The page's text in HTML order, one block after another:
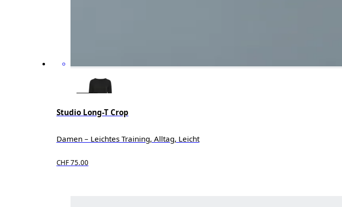
Studio Long-T Crop
Damen – Leichtes Training, Alltag, Leicht
CHF 75.00